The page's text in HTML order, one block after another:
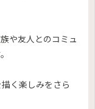
や友人とのコミュ
く楽しみをさら